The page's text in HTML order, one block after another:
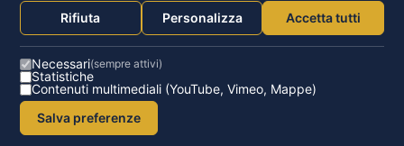
© FONDAZIONE ARPA – ONLUS – P.IVA 93016260502 |
Privacy Policy|Cookie Policy
Rifiuta
Personalizza Accetta tutti
Necessari(sempre attivi)
Statistiche
Contenuti multimediali (YouTube, Vimeo, Mappe)
Salva preferenze